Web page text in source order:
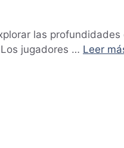
las profundidades
jugadores … Leer